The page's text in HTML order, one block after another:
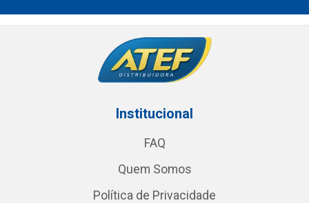
Institucional
FAQ
Quem Somos
Política de Privacidade